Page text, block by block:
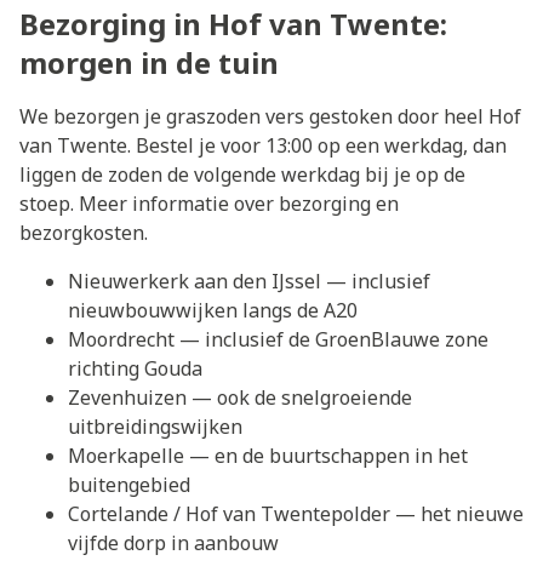
Bezorging in Hof van Twente:
morgen in de tuin
We bezorgen je graszoden vers gestoken door heel Hof
van Twente. Bestel je voor 13:00 op een werkdag, dan
liggen de zoden de volgende werkdag bij je op de
stoep. Meer informatie over bezorging en
bezorgkosten.
Nieuwerkerk aan den IJssel — inclusief
nieuwbouwwijken langs de A20
Moordrecht — inclusief de GroenBlauwe zone
richting Gouda
Zevenhuizen — ook de snelgroeiende
uitbreidingswijken
Moerkapelle — en de buurtschappen in het
buitengebied
Cortelande/ Hof van Twentepolder — het nieuwe
vijfde dorp in aanbouw